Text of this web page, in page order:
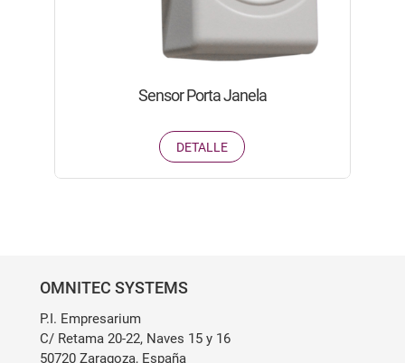
Sensor Porta Janela
DETALLE
OMNITEC SYSTEMS
P.I. Empresarium
C/ Retama 20-22, Naves 15 y 16
50720 Zaragoza, España